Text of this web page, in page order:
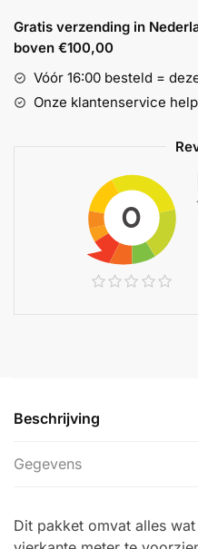
50
m2
aantal
Gratis verzending in
boven €100,00
Vóór 16:00 besteld =
Onze klantenservice
Beschrijving
Gegevens
Dit pakket omvat alles